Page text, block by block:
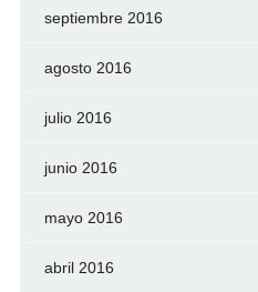
septiembre 2016
agosto 2016
julio 2016
junio 2016
mayo 2016
abril 2016